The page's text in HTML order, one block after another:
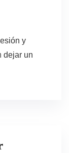
y
dejar un